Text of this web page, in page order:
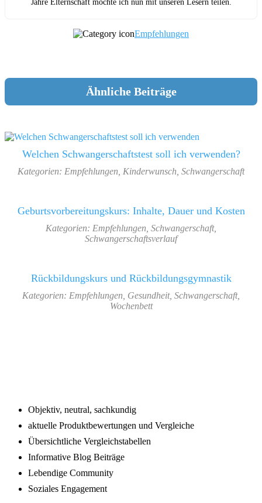
Jahre Elternschaft möchte ich nun mit unseren Lesern teilen.
Empfehlungen
Ähnliche Beiträge
Welchen Schwangerschaftstest soll ich verwenden?
Kategorien: Empfehlungen Kinderwunsch Schwangerschaft
Geburtsvorbereitungskurs: Inhalte, Dauer und Kosten
Kategorien: Empfehlungen Schwangerschaft,
Schwangerschaftsverlauf
Rückbildungskurs und Rückbildungsgymnastik
Kategorien: Empfehlungen Gesundheit, Schwangerschaft,
Wochenbett
Objektiv, neutral, sachkundig
aktuelle Produktbewertungen und Vergleiche
Übersichtliche Vergleichstabellen
Informative Blog Beiträge
Lebendige Community
Soziales Engagement